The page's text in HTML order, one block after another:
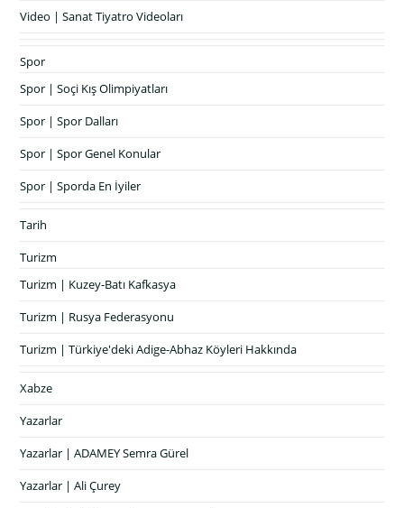
Video | Sanat Tiyatro Videoları
Spor
Spor | Soçi Kış Olimpiyatları
Spor | Spor Dalları
Spor | Spor Genel Konular
Spor | Sporda En İyiler
Tarih
Turizm
Turizm | Kuzey-Batı Kafkasya
Turizm | Rusya Federasyonu
Turizm | Türkiye'deki Adige-Abhaz Köyleri Hakkında
Xabze
Yazarlar
Yazarlar | ADAMEY Semra Gürel
Yazarlar | Ali Çurey